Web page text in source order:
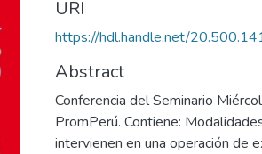
URI
https://hdl.handle.net/
Abstract
Conferencia del Seminario
PromPerú. Contiene:
intervienen en una operación de